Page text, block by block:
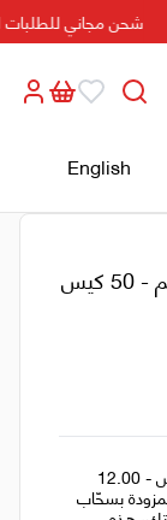
شحن مجاني للطلبات التي
English
بسحّاب